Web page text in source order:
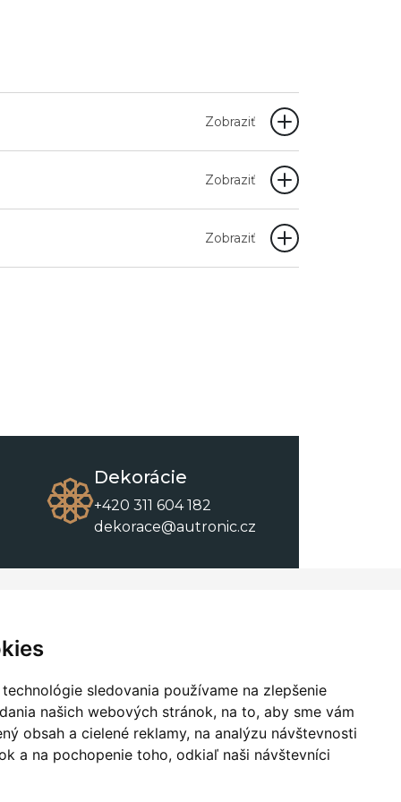
sledovania používame na zlepšenie
našich webových stránok, na to, aby sme vám
obsah a cielené reklamy, na analýzu návštevnosti
a na pochopenie toho, odkiaľ naši návštevníci
Zobraziť
Zobraziť
Zobraziť
Dekorácie
+420 311 604 182
dekorace@autronic.cz
Kontakty